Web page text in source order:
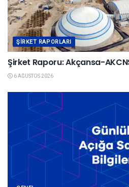
ŞIRKET RAPORLARI
Şirket Raporu: Akçansa-
6 AĞUSTOS 2026